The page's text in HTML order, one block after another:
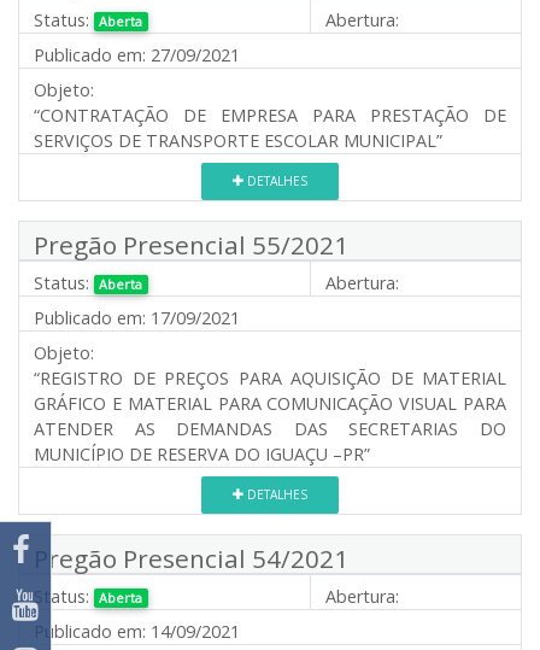
Status: Aberta
Abertura:
Publicado em: 27/09/2021
Objeto:
“CONTRATAÇÃO DE EMPRESA PARA PRESTAÇÃO DE
SERVIÇOS DE TRANSPORTE ESCOLAR MUNICIPAL”
DETALHES
Pregão Presencial 55/2021
Status: Aberta
Abertura:
Publicado em: 17/09/2021
Objeto:
“REGISTRO DE PREÇOS PARA AQUISIÇÃO DE MATERIAL
GRÁFICO E MATERIAL PARA COMUNICAÇÃO VISUAL PARA
ATENDER AS DEMANDAS DAS SECRETARIAS DO
MUNICÍPIO DE RESERVA DO IGUAÇU –PR”
DETALHES
Pregão Presencial 54/2021
Status: Aberta
Abertura:
Publicado em: 14/09/2021